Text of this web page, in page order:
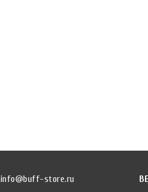
info@buff-store.ru